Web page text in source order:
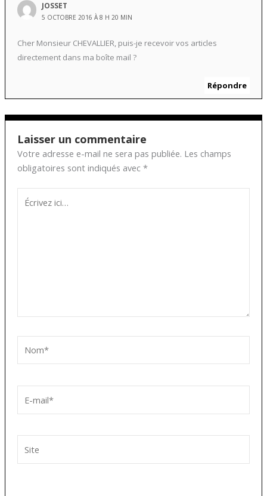
JOSSET
5 OCTOBRE 2016 À 8 H 20 MIN
Cher Monsieur CHEVALLIER, puis-je recevoir vos articles
directement dans ma boîte mail ?
Répondre
Laisser un commentaire
Votre adresse e-mail ne sera pas publiée. Les champs
obligatoires sont indiqués avec *
ici…
mail*